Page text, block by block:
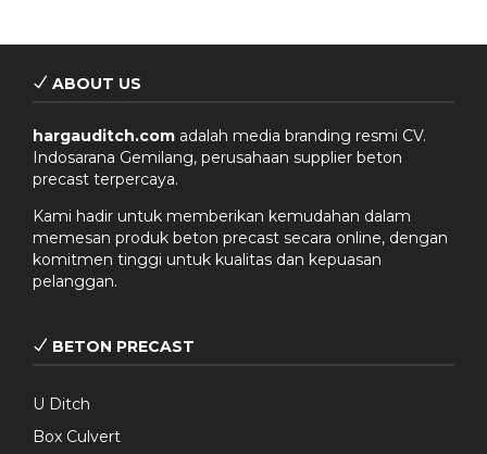
ABOUT US
hargauditch.com adalah media branding resmi CV.
Indosarana Gemilang, perusahaan supplier beton
precast terpercaya.
Kami hadir untuk memberikan kemudahan dalam
memesan produk beton precast secara online, dengan
komitmen tinggi untuk kualitas dan kepuasan
pelanggan.
BETON PRECAST
U Ditch
Box Culvert